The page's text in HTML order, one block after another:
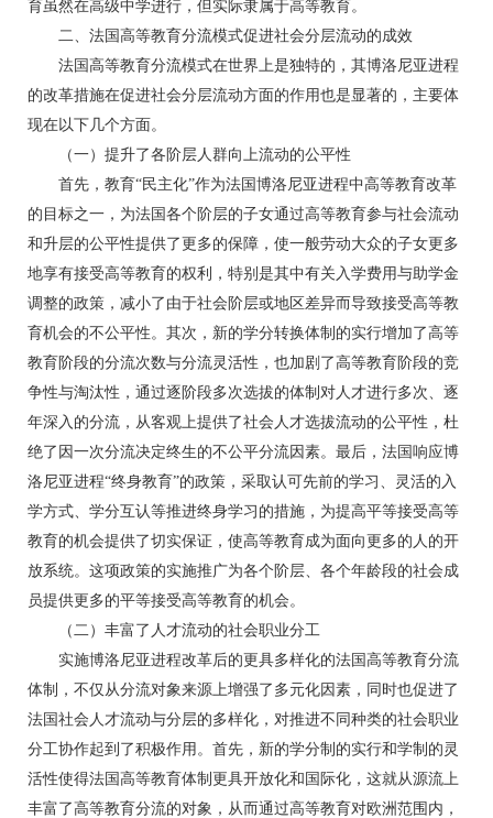
育虽然在高级中学进行，但实际隶属于高等教育。
二、法国高等教育分流模式促进社会分层流动的成效
法国高等教育分流模式在世界上是独特的，其博洛尼亚进程
的改革措施在促进社会分层流动方面的作用也是显著的，主要体
现在以下几个方面。
（一）提升了各阶层人群向上流动的公平性
首先，教育“民主化”作为法国博洛尼亚进程中高等教育改革
的目标之一，为法国各个阶层的子女通过高等教育参与社会流动
和升层的公平性提供了更多的保障，使一般劳动大众的子女更多
地享有接受高等教育的权利，特别是其中有关入学费用与助学金
调整的政策，减小了由于社会阶层或地区差异而导致接受高等教
育机会的不公平性。其次，新的学分转换体制的实行增加了高等
教育阶段的分流次数与分流灵活性，也加剧了高等教育阶段的竞
争性与淘汰性，通过逐阶段多次选拔的体制对人才进行多次、逐
年深入的分流，从客观上提供了社会人才选拔流动的公平性，杜
绝了因一次分流决定终生的不公平分流因素。最后，法国响应博
洛尼亚进程“终身教育”的政策，采取认可先前的学习、灵活的入
学方式、学分互认等推进终身学习的措施，为提高平等接受高等
教育的机会提供了切实保证，使高等教育成为面向更多的人的开
放系统。这项政策的实施推广为各个阶层、各个年龄段的社会成
员提供更多的平等接受高等教育的机会。
（二）丰富了人才流动的社会职业分工
实施博洛尼亚进程改革后的更具多样化的法国高等教育分流
体制，不仅从分流对象来源上增强了多元化因素，同时也促进了
法国社会人才流动与分层的多样化，对推进不同种类的社会职业
分工协作起到了积极作用。首先，新的学分制的实行和学制的灵
活性使得法国高等教育体制更具开放化和国际化，这就从源流上
丰富了高等教育分流的对象，从而通过高等教育对欧洲范围内，